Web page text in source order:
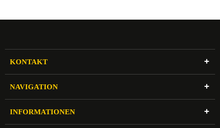
KONTAKT
NAVIGATION
INFORMATIONEN